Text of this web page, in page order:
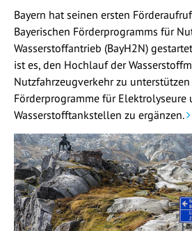
Bayern hat seinen ersten
Bayerischen Förderprogramms für
Wasserstoffantrieb (BayH2N)
ist es, den Hochlauf der
Nutzfahrzeugverkehr zu
Förderprogramme für Elektrolyseure
Wasserstofftankstellen zu ergänzen.